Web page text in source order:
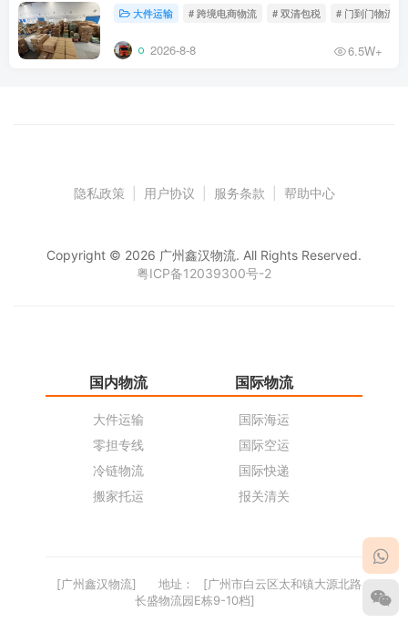
大件运输 # 跨境电商物流 # 双清包税 # 门到门物流
2026-8-8 6.5W+
隐私政策 用户协议 服务条款 帮助中心
Copyright © 2026 广州鑫汉物流. All Rights Reserved.
粤ICP备12039300号-2
国内物流
大件运输
零担专线
冷链物流
搬家托运
国际物流
国际海运
国际空运
国际快递
报关清关
[广州鑫汉物流] 地址：
[广州市白云区太和镇大源北路
长盛物流园E栋9-10档]